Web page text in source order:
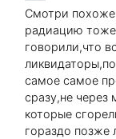
Смотри
радиацию тоже
говорили,что
самое самое
сразу,не через
которые
гораздо позже